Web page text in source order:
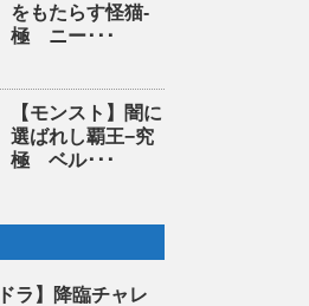
をもたらす怪猫-
極 ニー･･･
【モンスト】闇に
選ばれし覇王−究
極 ベル･･･
ラ】降臨チャレ